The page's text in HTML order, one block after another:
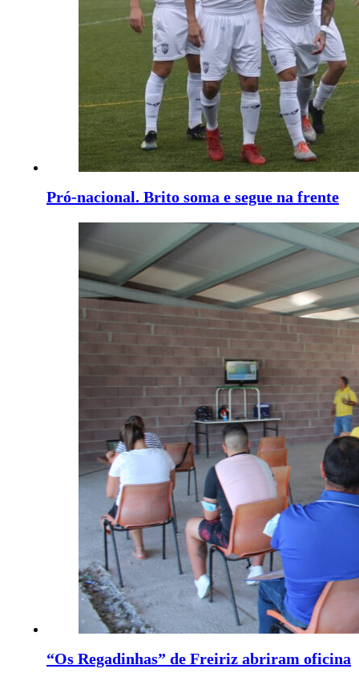
Pró-nacional. Brito soma e segue na frente
“Os Regadinhas” de Freiriz abriram oficina